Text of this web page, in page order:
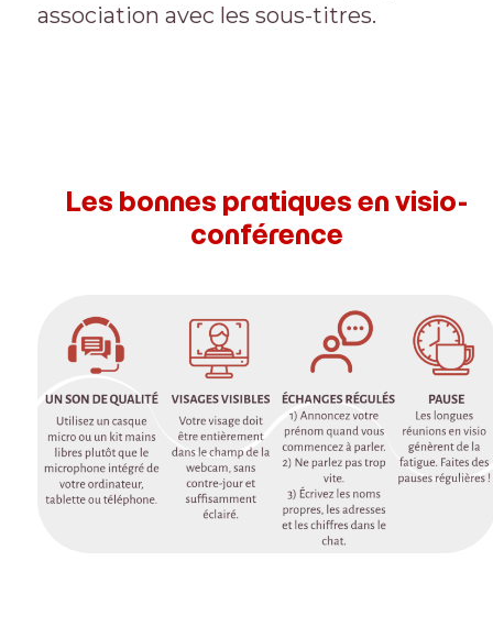
association avec les sous-titres.
Les bonnes pratiques en visio-
conférence